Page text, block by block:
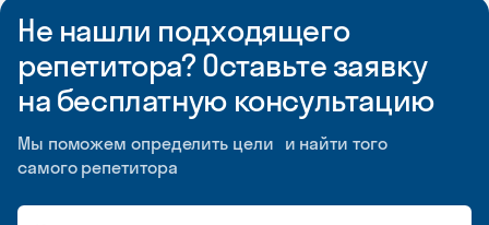
Не нашли подходящего
репетитора? Оставьте заявку
на бесплатную консультацию
Мы поможем определить цели и найти того
самого репетитора